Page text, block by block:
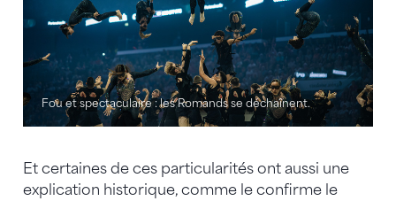
Fou et spectaculaire : les Romands se déchaînent.
Et certaines de ces particularités ont aussi une
explication historique, comme le confirme le